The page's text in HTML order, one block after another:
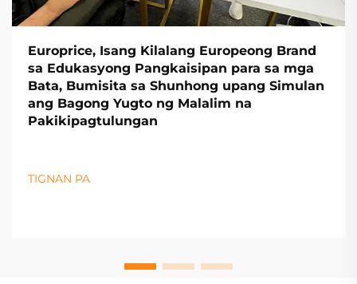
Europrice, Isang Kilalang Europeong Brand
sa Edukasyong Pangkaisipan para sa mga
Bata, Bumisita sa Shunhong upang Simulan
ang Bagong Yugto ng Malalim na
Pakikipagtulungan
TIGNAN PA